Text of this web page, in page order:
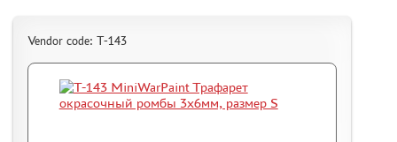
Vendor code: T-143